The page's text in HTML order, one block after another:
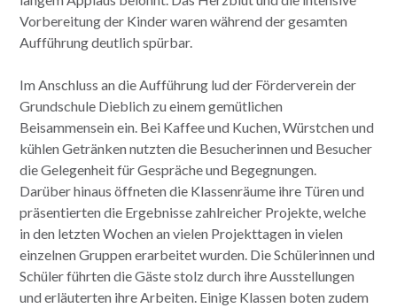
Vorbereitung der Kinder waren während der gesamten
Aufführung deutlich spürbar.
Im Anschluss an die Aufführung lud der Förderverein der
Grundschule Dieblich zu einem gemütlichen
Beisammensein ein. Bei Kaffee und Kuchen, Würstchen und
kühlen Getränken nutzten die Besucherinnen und Besucher
die Gelegenheit für Gespräche und Begegnungen.
Darüber hinaus öffneten die Klassenräume ihre Türen und
präsentierten die Ergebnisse zahlreicher Projekte, welche
in den letzten Wochen an vielen Projekttagen in vielen
einzelnen Gruppen erarbeitet wurden. Die Schülerinnen und
Schüler führten die Gäste stolz durch ihre Ausstellungen
und erläuterten ihre Arbeiten. Einige Klassen boten zudem